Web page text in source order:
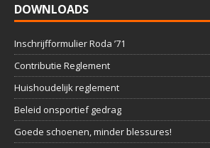
DOWNLOADS
Inschrijfformulier Roda ’71
Contributie Reglement
Huishoudelijk reglement
Beleid onsportief gedrag
Goede schoenen, minder blessures!